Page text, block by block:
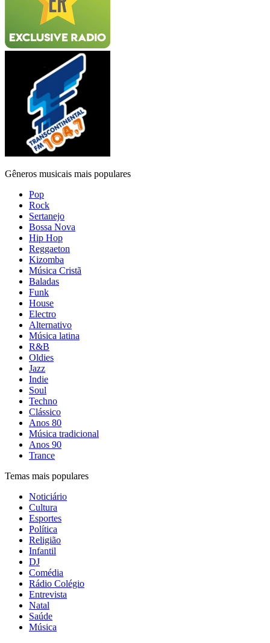
Gêneros musicais mais populares
Pop
Rock
Sertanejo
Bossa Nova
Hip Hop
Reggaeton
Kizomba
Música Cristã
Baladas
Funk
House
Electro
Alternativo
Música latina
R&B
Oldies
Jazz
Indie
Soul
Techno
Clássico
Anos 80
Música tradicional
Anos 90
Trance
Temas mais populares
Noticiário
Cultura
Esportes
Política
Religião
Infantil
DJ
Comédia
Rádio Colégio
Entrevista
Natal
Saúde
Música